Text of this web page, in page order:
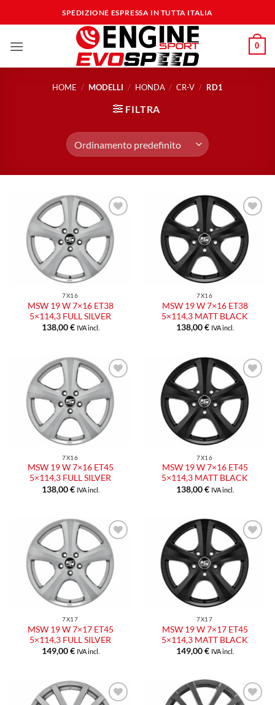
ai
SPEDIZIONE ESPRESSA IN TUTTA ITALIA
0
HOME / MODELLI / HONDA / CR-V / RD1
FILTRA
Aggiungi
alla lista
desideri
7X16
MSW 19 W 7×16 ET38
5×114,3 FULL SILVER
138,00€ IVA incl.
Aggiungi
alla lista
dei
desideri
7X16
MSW 19 W 7×16 ET38
5×114,3 MATT BLACK
138,00€ IVA incl.
Aggiungi
alla lista
desideri
7X16
MSW 19 W 7×16 ET45
5×114,3 FULL SILVER
138,00€ IVA incl.
Aggiungi
alla lista
dei
desideri
7X16
MSW 19 W 7×16 ET45
5×114,3 MATT BLACK
138,00€ IVA incl.
Aggiungi
alla lista
dei
desideri
7X17
MSW 19 W 7×17 ET45
5×114,3 FULL SILVER
149,00€ IVA incl.
Aggiungi
alla lista
dei
desideri
7X17
MSW 19 W 7×17 ET45
5×114,3 MATT BLACK
149,00€ IVA incl.